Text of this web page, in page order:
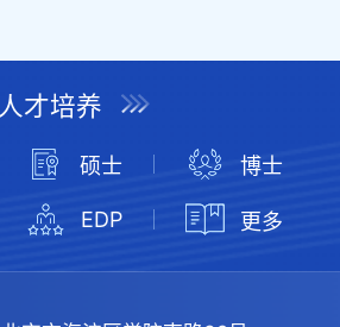
人才培养
硕士 博士
EDP 更多